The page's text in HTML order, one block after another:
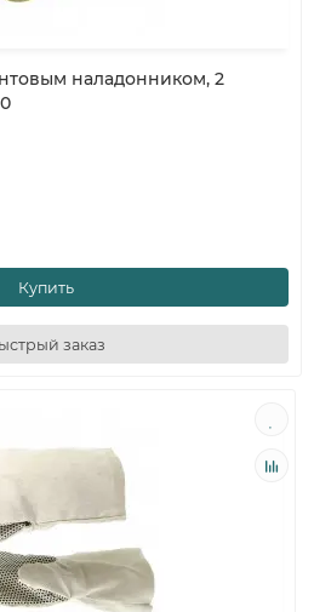
наладонником, 2
Купить
заказ